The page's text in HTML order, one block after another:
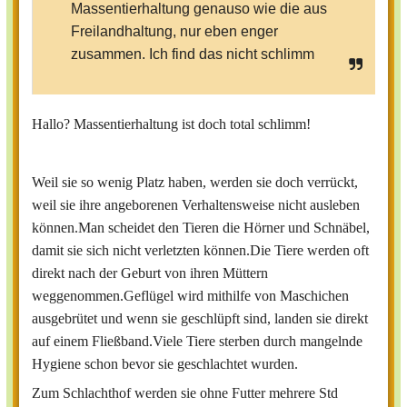
Massentierhaltung genauso wie die aus
Freilandhaltung, nur eben enger
zusammen. Ich find das nicht schlimm
Hallo? Massentierhaltung ist doch total schlimm!
Weil sie so wenig Platz haben, werden sie doch verrückt,
weil sie ihre angeborenen Verhaltensweise nicht ausleben
können.Man scheidet den Tieren die Hörner und Schnäbel,
damit sie sich nicht verletzten können.Die Tiere werden oft
direkt nach der Geburt von ihren Müttern
weggenommen.Geflügel wird mithilfe von Maschichen
ausgebrütet und wenn sie geschlüpft sind, landen sie direkt
auf einem Fließband.Viele Tiere sterben durch mangelnde
Hygiene schon bevor sie geschlachtet wurden.
Zum Schlachthof werden sie ohne Futter mehrere Std